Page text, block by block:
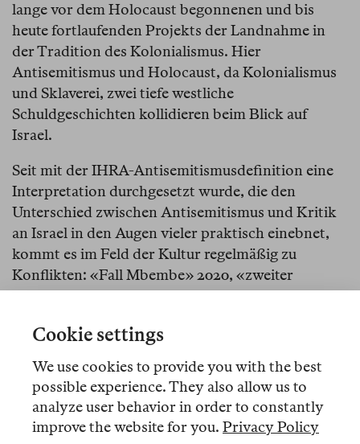
lange vor dem Holocaust begonnenen und bis
heute fortlaufenden Projekts der Landnahme in
der Tradition des Kolonialismus. Hier
Antisemitismus und Holocaust, da Kolonialismus
und Sklaverei, zwei tiefe westliche
Schuldgeschichten kollidieren beim Blick auf
Israel.
Seit mit der IHRA-Antisemitismusdefinition eine
Interpretation durchgesetzt wurde, die den
Unterschied zwischen Antisemitismus und Kritik
an Israel in den Augen vieler praktisch einebnet,
kommt es im Feld der Kultur regelmäßig zu
Konflikten: «Fall Mbembe» 2020, «zweiter
Historikerstreit» 2021, documenta fifteen 2022.
Spannungen noch einmal intensiviert und
vervielfältigt. Deutschland avancierte dabei zu
einem Hauptaustragungsort kultureller Kämpfe;
viele Ausstellungsabsagen, der Eklat bei der
Berlinale-Gala 2023, die Aktion «Strike Germany»
Cookie settings
We use cookies to provide you with the best
possible experience. They also allow us to
analyze user behavior in order to constantly
improve the website for you. Privacy Policy